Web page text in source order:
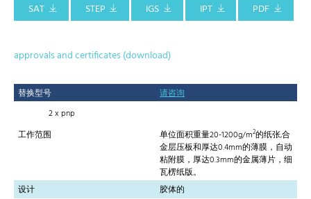
SAT
STEP IGS IPT PDF
approvals and certificates (download)
替换型号
请咨询
2 x pnp
工作范围
单位面积重量20-1200g/m2的纸张,合
金层压板和厚达0.4mm的薄膜，自动
粘附膜，厚达0.3mm的金属薄片，细
瓦楞纸版。
设计
胶体的